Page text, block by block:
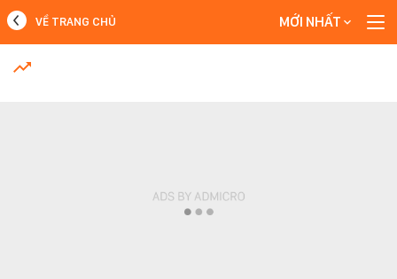
MỚI NHẤT
VỀ TRANG CHỦ MỚI NHẤT